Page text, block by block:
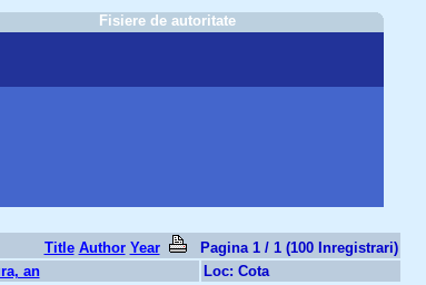
Fisiere de autoritate
Title Author Year
Pagina 1 / 1 (100 Inregistrari)
an Loc: Cota